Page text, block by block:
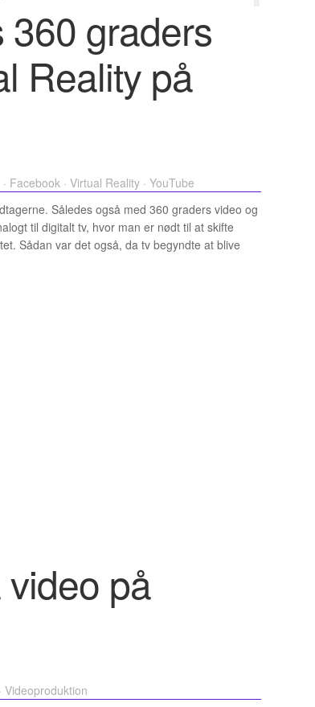
graders
Reality på
· Facebook · Virtual Reality · YouTube
Således også med 360 graders video og
til digitalt tv, hvor man er nødt til at skifte
Sådan var det også, da tv begyndte at blive
på
· Videoproduktion